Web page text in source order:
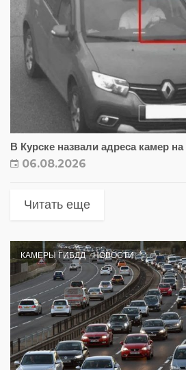
В Курске назвали адреса камер
06.08.2026
Читать еще
КАМЕРЫ ГИБДД НОВОСТИ